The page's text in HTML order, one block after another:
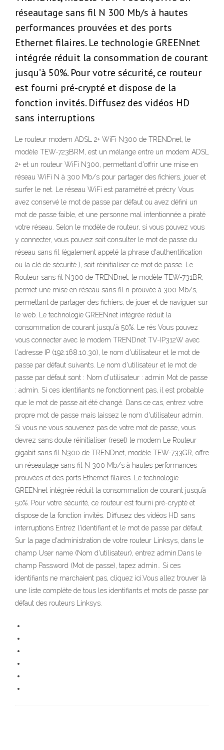
réseautage sans fil N 300 Mb/s à hautes
performances prouvées et des ports
Ethernet filaires. Le technologie GREENnet
intégrée réduit la consommation de courant
jusqu’à 50%. Pour votre sécurité, ce routeur
est fourni pré-crypté et dispose de la
fonction invités. Diffusez des vidéos HD
sans interruptions
Le routeur modem ADSL 2+ WiFi N300 de TRENDnet, le
modèle TEW-723BRM, est un mélange entre un modem ADSL
2+ et un routeur WiFi N300, permettant d'offrir une mise en
réseau WiFi N à 300 Mb/s pour partager des fichiers, jouer et
surfer le net. Le réseau WiFi est paramétré et précry Vous
avez conservé le mot de passe par défaut ou avez défini un
mot de passe faible, et une personne mal intentionnée a piraté
votre réseau. Selon le modèle de routeur, si vous pouvez vous
y connecter, vous pouvez soit consulter le mot de passe du
réseau sans fil (également appelé la phrase d'authentification
ou la clé de sécurité ), soit réinitialiser ce mot de passe. Le
Routeur sans fil N300 de TRENDnet, le modèle TEW-731BR,
permet une mise en réseau sans fil n prouvée à 300 Mb/s,
permettant de partager des fichiers, de jouer et de naviguer sur
le web. Le technologie GREENnet intégrée réduit la
consommation de courant jusqu'à 50%. Le rés Vous pouvez
vous connecter avec le modem TRENDnet TV-IP312W avec
l'adresse IP (192.168.10.30), le nom d'utilisateur et le mot de
passe par défaut suivants. Le nom d'utilisateur et le mot de
passe par défaut sont : Nom d'utilisateur : admin Mot de passe
: admin. Si ces identifiants ne fonctionnent pas, il est probable
que le mot de passe ait été changé. Dans ce cas, entrez votre
propre mot de passe mais laissez le nom d'utilisateur admin.
Si vous ne vous souvenez pas de votre mot de passe, vous
devrez sans doute réinitialiser (reset) le modem Le Routeur
gigabit sans fil N300 de TRENDnet, modèle TEW-733GR, offre
un réseautage sans fil N 300 Mb/s à hautes performances
prouvées et des ports Ethernet filaires. Le technologie
GREENnet intégrée réduit la consommation de courant jusqu’à
50%. Pour votre sécurité, ce routeur est fourni pré-crypté et
dispose de la fonction invités. Diffusez des vidéos HD sans
interruptions Entrez l'identifiant et le mot de passe par défaut.
Sur la page d'administration de votre routeur Linksys, dans le
champ User name (Nom d'utilisateur), entrez admin.Dans le
champ Password (Mot de passe), tapez admin.. Si ces
identifiants ne marchaient pas, cliquez ici.Vous allez trouver là
une liste complète de tous les identifiants et mots de passe par
défaut des routeurs Linksys.